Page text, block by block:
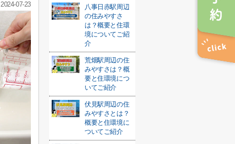
2024-07-23
八事日赤駅周辺
の住みやすさ
は？概要と住環
境についてご紹
介
荒畑駅周辺の住
みやすさは？概
要と住環境につ
いてご紹介
伏見駅周辺の住
みやすさとは？
概要と住環境に
ついてご紹介